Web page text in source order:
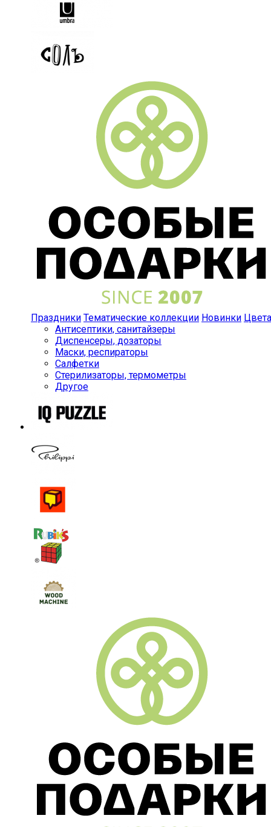
Праздники Тематические коллекции Новинки Цвета
Антисептики, санитайзеры
Диспенсеры, дозаторы
Маски, респираторы
Салфетки
Стерилизаторы, термометры
Другое